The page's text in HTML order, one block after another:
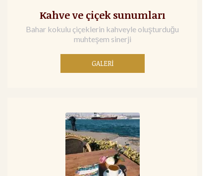
Kahve ve çiçek sunumları
Bahar kokulu çiçeklerin kahveyle oluşturduğu
muhteşem sinerji
GALERİ